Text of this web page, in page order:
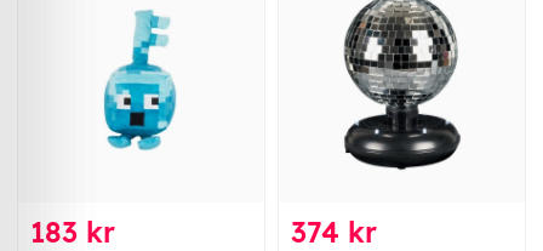
183 kr 374 kr